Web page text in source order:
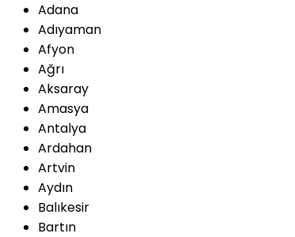
Adana
Adıyaman
Afyon
Ağrı
Aksaray
Amasya
Antalya
Ardahan
Artvin
Aydın
Balıkesir
Bartın